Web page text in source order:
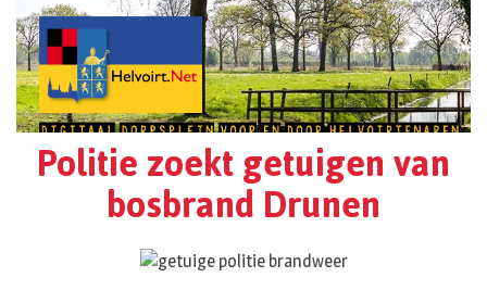
Politie zoekt getuigen van
bosbrand Drunen